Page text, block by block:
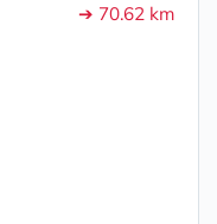
➔ 70.62 km